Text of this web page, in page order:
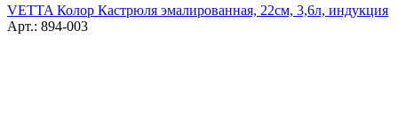
VETTA Колор Кастрюля эмалированная, 22см, 3,6л, индукция
Арт.: 894-003